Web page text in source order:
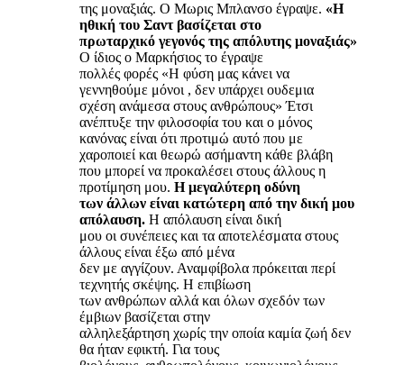
της μοναξιάς. Ο Μωρις Μπλανσο έγραψε. «Η
ηθική του Σαντ βασίζεται στο
πρωταρχικό γεγονός της απόλυτης μοναξιάς»
Ο ίδιος ο Μαρκήσιος το έγραψε
πολλές φορές «Η φύση μας κάνει να
γεννηθούμε μόνοι , δεν υπάρχει ουδεμια
σχέση ανάμεσα στους ανθρώπους» Έτσι
ανέπτυξε την φιλοσοφία του και ο μόνος
κανόνας είναι ότι προτιμώ αυτό που με
χαροποιεί και θεωρώ ασήμαντη κάθε βλάβη
που μπορεί να προκαλέσει στους άλλους η
προτίμηση μου. Η μεγαλύτερη οδύνη
των άλλων είναι κατώτερη από την δική μου
απόλαυση. Η απόλαυση είναι δική
μου οι συνέπειες και τα αποτελέσματα στους
άλλους είναι έξω από μένα
δεν με αγγίζουν. Αναμφίβολα πρόκειται περί
τεχνητής σκέψης. Η επιβίωση
των ανθρώπων αλλά και όλων σχεδόν των
έμβιων βασίζεται στην
αλληλεξάρτηση χωρίς την οποία καμία ζωή δεν
θα ήταν εφικτή. Για τους